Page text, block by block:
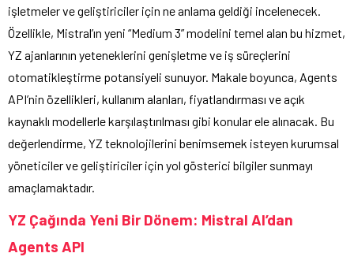
işletmeler ve geliştiriciler için ne anlama geldiği incelenecek.
Özellikle, Mistral’ın yeni “Medium 3” modelini temel alan bu hizmet,
YZ ajanlarının yeteneklerini genişletme ve iş süreçlerini
otomatikleştirme potansiyeli sunuyor. Makale boyunca, Agents
API’nin özellikleri, kullanım alanları, fiyatlandırması ve açık
kaynaklı modellerle karşılaştırılması gibi konular ele alınacak. Bu
değerlendirme, YZ teknolojilerini benimsemek isteyen kurumsal
yöneticiler ve geliştiriciler için yol gösterici bilgiler sunmayı
amaçlamaktadır.
YZ Çağında Yeni Bir Dönem: Mistral AI’dan
Agents API